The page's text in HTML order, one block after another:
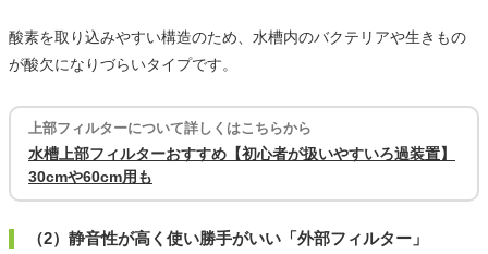
酸素を取り込みやすい構造のため、水槽内のバクテリアや生きもの
が酸欠になりづらいタイプです。
上部フィルターについて詳しくはこちらから
水槽上部フィルターおすすめ【初心者が扱いやすいろ過装置】
30cmや60cm用も
（2）静音性が高く使い勝手がいい「外部フィルター」